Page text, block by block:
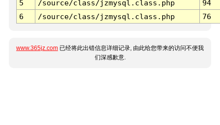
5
/source/class/jzmysql.class.php
94
6
/source/class/jzmysql.class.php 76
www.365jz.com 已经将此出错信息详细记录, 由此给您带来的访问不便我
们深感歉意.